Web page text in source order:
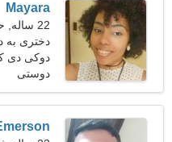
Mayara
22 ساله, حوت
دختری به
دوکی دی
دوستی